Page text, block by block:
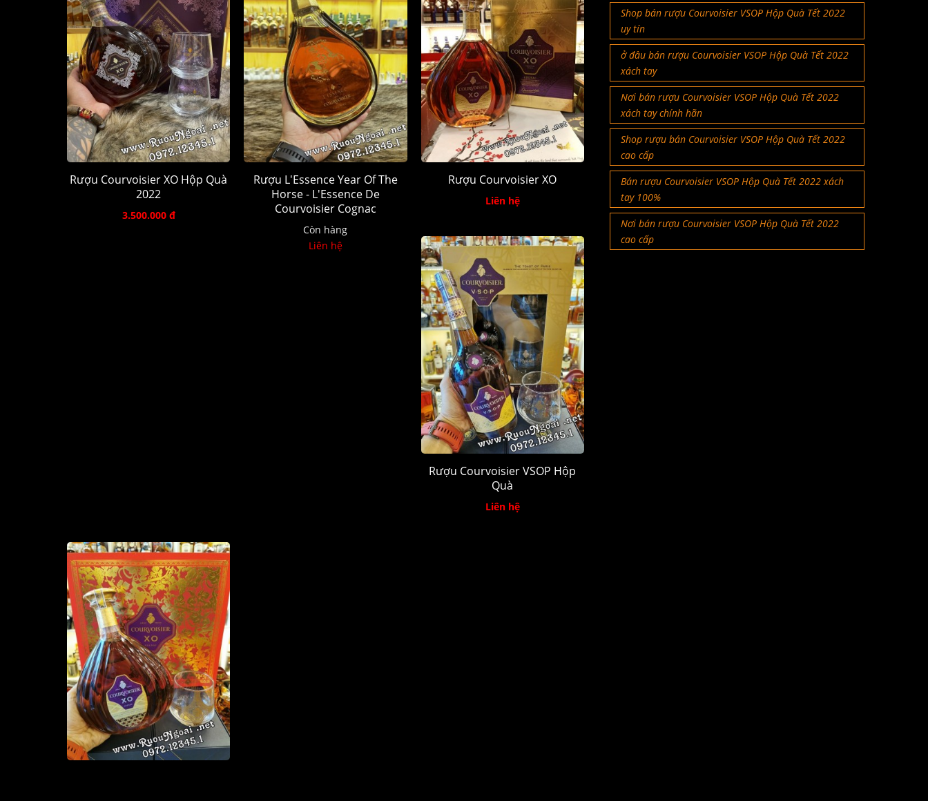
Rượu Courvoisier XO Hộp Quà
2022
3.500.000 đ
Rượu L'Essence Year Of The
Horse - L'Essence De
Courvoisier Cognac
Còn hàng
Liên hệ
Rượu Courvoisier XO
Liên hệ
Rượu Courvoisier VSOP Hộp
Quà
Liên hệ
Shop bán rượu Courvoisier VSOP Hộp Quà Tết 2022
uy tín
ở đâu bán rượu Courvoisier VSOP Hộp Quà Tết 2022
xách tay
Nơi bán rượu Courvoisier VSOP Hộp Quà Tết 2022
xách tay chính hãn
Shop rượu bán Courvoisier VSOP Hộp Quà Tết 2022
cao cấp
Bán rượu Courvoisier VSOP Hộp Quà Tết 2022 xách
tay 100%
Nơi bán rượu Courvoisier VSOP Hộp Quà Tết 2022
cao cấp